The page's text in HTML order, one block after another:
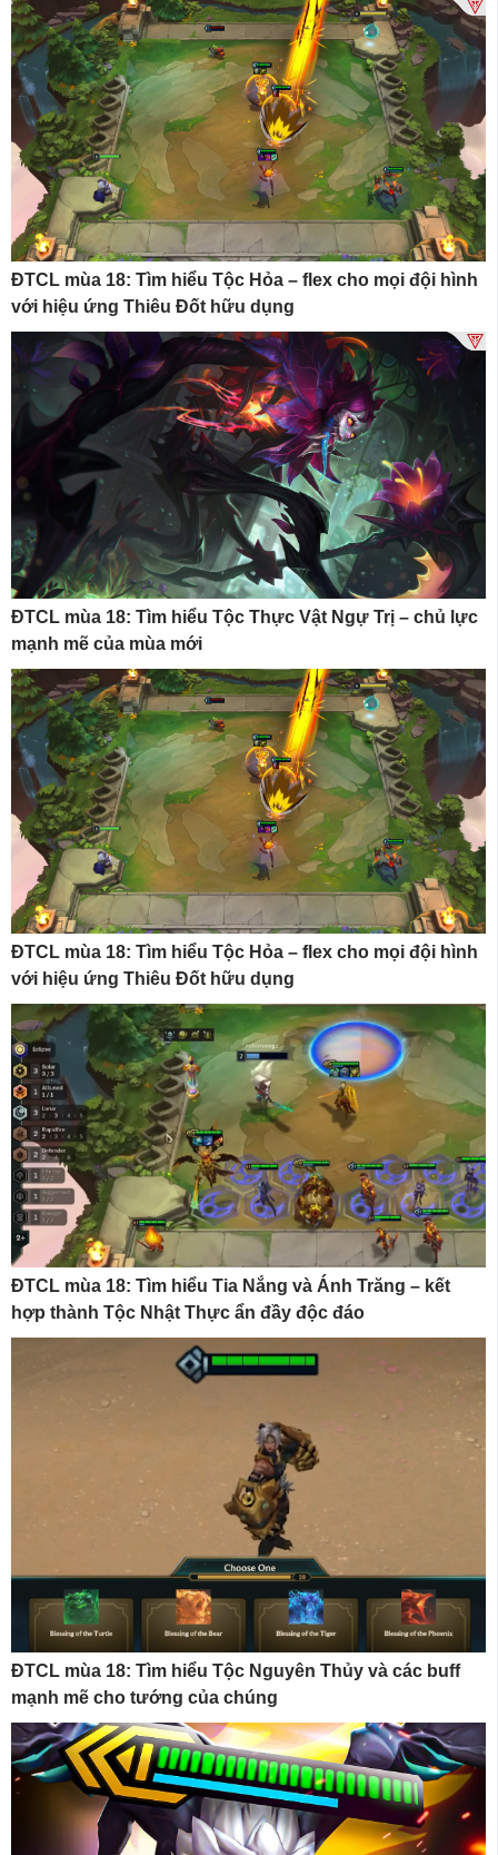
ĐTCL mùa 18: Tìm hiểu Tộc Hỏa – flex cho mọi đội hình
với hiệu ứng Thiêu Đốt hữu dụng
ĐTCL mùa 18: Tìm hiểu Tộc Thực Vật Ngự Trị – chủ lực
mạnh mẽ của mùa mới
ĐTCL mùa 18: Tìm hiểu Tộc Hỏa – flex cho mọi đội hình
với hiệu ứng Thiêu Đốt hữu dụng
ĐTCL mùa 18: Tìm hiểu Tia Nắng và Ánh Trăng – kết
hợp thành Tộc Nhật Thực ẩn đầy độc đáo
ĐTCL mùa 18: Tìm hiểu Tộc Nguyên Thủy và các buff
mạnh mẽ cho tướng của chúng